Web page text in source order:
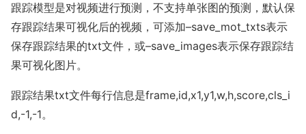
跟踪模型是对视频进行预测，不支持单张图的预测，默认保
存跟踪结果可视化后的视频，可添加–save_mot_txts表示
保存跟踪结果的txt文件，或–save_images表示保存跟踪结
果可视化图片。
跟踪结果txt文件每行信息是frame,id,x1,y1,w,h,score,cls_i
d,-1,-1。